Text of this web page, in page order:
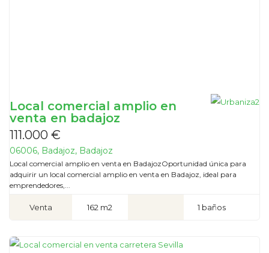
Local comercial amplio en
venta en badajoz
111.000 €
06006, Badajoz, Badajoz
Local comercial amplio en venta en BadajozOportunidad única para
adquirir un local comercial amplio en venta en Badajoz, ideal para
emprendedores,...
Venta 162 m2 1 baños